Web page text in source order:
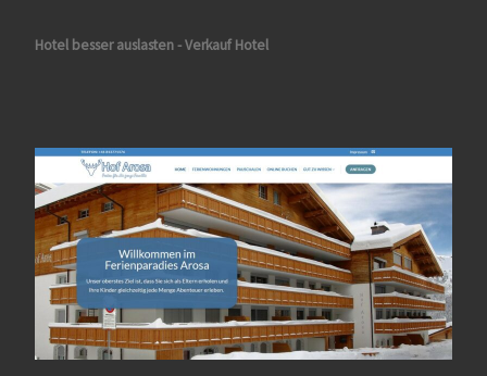
Hotel besser auslasten - Verkauf Hotel